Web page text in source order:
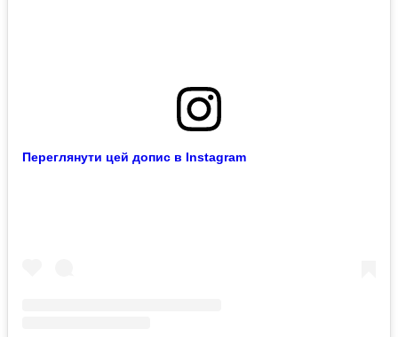
Переглянути цей допис в Instagram